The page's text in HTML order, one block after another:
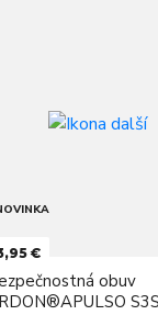
€
obuv